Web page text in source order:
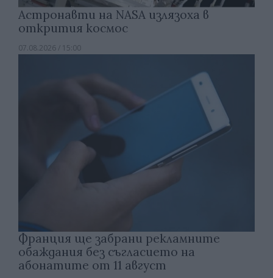
Астронавти на NASA излязоха в
открития космос
07.08.2026 / 15:00
Франция ще забрани рекламните
обаждания без съгласието на
абонатите от 11 август